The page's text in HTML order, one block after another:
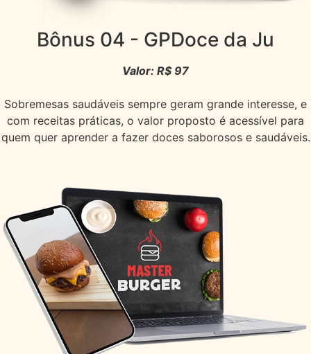
Bônus 04 - GPDoce da Ju
Valor: R$ 97
Sobremesas saudáveis sempre geram grande interesse, e
com receitas práticas, o valor proposto é acessível para
quem quer aprender a fazer doces saborosos e saudáveis.